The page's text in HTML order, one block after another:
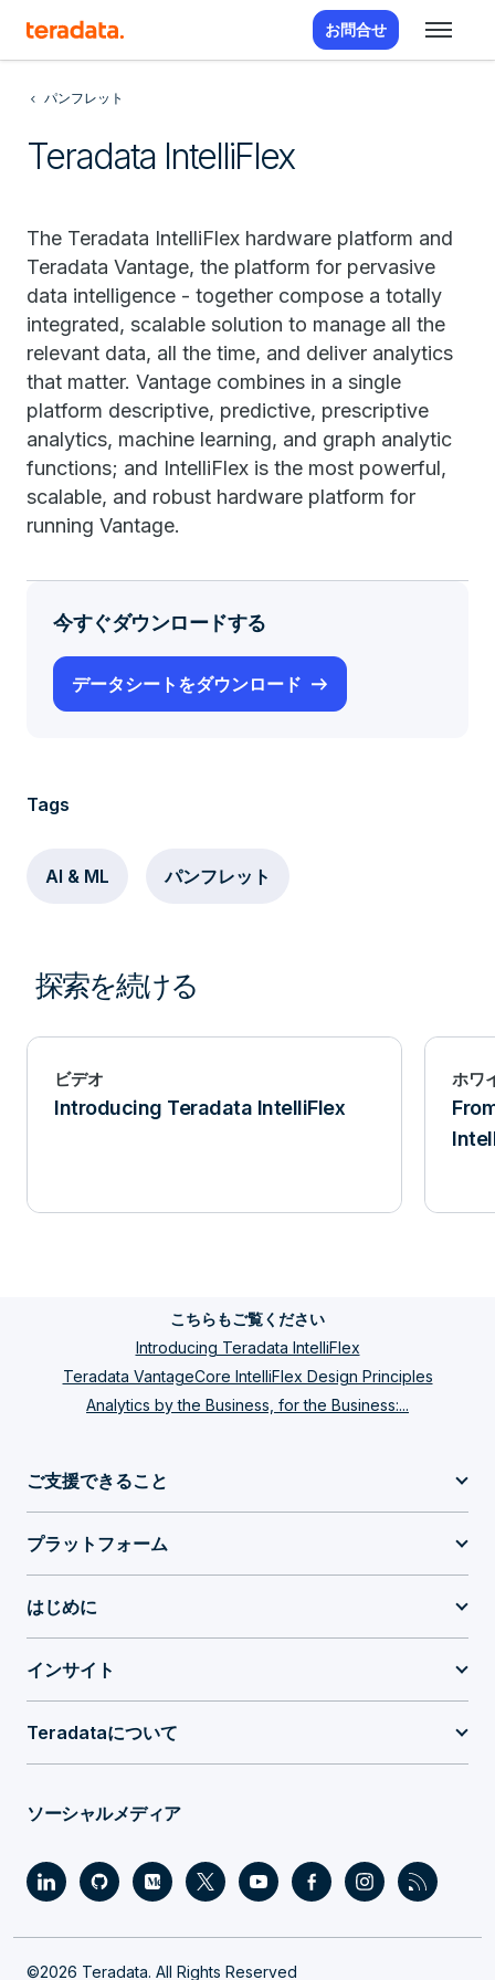
お問合せ
パンフレット
Teradata IntelliFlex
The Teradata IntelliFlex hardware platform and
Teradata Vantage, the platform for pervasive
data intelligence - together compose a totally
integrated, scalable solution to manage all the
relevant data, all the time, and deliver analytics
that matter. Vantage combines in a single
platform descriptive, predictive, prescriptive
analytics, machine learning, and graph analytic
functions; and IntelliFlex is the most powerful,
scalable, and robust hardware platform for
running Vantage.
今すぐダウンロードする
データシートをダウンロード
Tags
AI & ML パンフレット
探索を続ける
ビデオ
Introducing Teradata IntelliFlex
ホワ
こちらもご覧ください
Introducing Teradata IntelliFlex
Teradata VantageCore IntelliFlex Design Principles
Analytics by the Business, for the Business:...
ご支援できること
プラットフォーム
はじめに
インサイト
Teradataについて
ソーシャルメディア
©2026 Teradata. All Rights Reserved